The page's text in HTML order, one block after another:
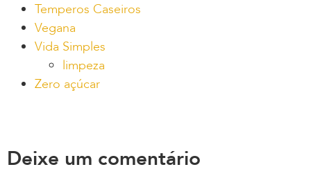
Temperos Caseiros
Vegana
Vida Simples
limpeza
Zero açúcar
Deixe um comentário